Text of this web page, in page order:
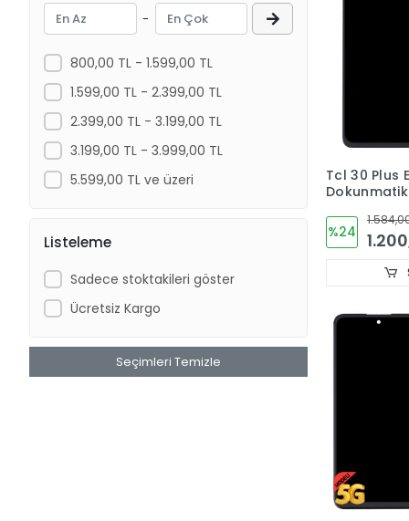
-
800,00 TL - 1.599,00 TL
1.599,00 TL - 2.399,00 TL
2.399,00 TL - 3.199,00 TL
3.199,00 TL - 3.999,00 TL
5.599,00 TL ve üzeri
Listeleme
Sadece stoktakileri göster
Ücretsiz Kargo
Seçimleri Temizle
Tcl 30 Plus
%24